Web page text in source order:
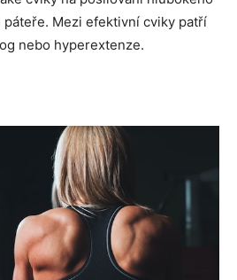
Mezi efektivní cviky patří
nebo hyperextenze.